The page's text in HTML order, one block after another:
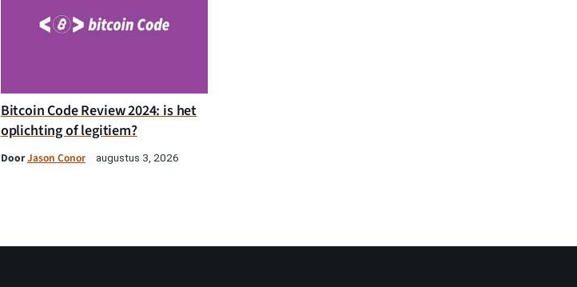
Bitcoin Code Review 2024: is het
oplichting of legitiem?
DoorJason Conor augustus 3, 2026